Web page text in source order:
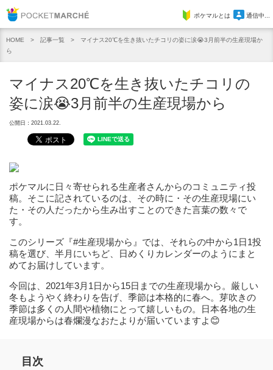
Pocket Marcheポケマルとは 通信中...
HOME 記事一覧
マイナス20℃を生き抜いたチコリの姿に涙😭3月前半の生産現場か
ら
マイナス20℃を生き抜いたチコリの
姿に涙😭3月前半の生産現場から
公開日：2021.03.22.
ポケマルに日々寄せられる生産者さんからのコミュニティ投
稿。そこに記されているのは、その時に・その生産現場にい
た・その人だったから生み出すことのできた言葉の数々で
す。
このシリーズ『#生産現場から』では、それらの中から1日1投
稿を選び、半月にいちど、日めくりカレンダーのようにまと
めてお届けしています。
今回は、2021年3月1日から15日までの生産現場から。厳しい
冬もようやく終わりを告げ、季節は本格的に春へ。芽吹きの
季節は多くの人間や植物にとって嬉しいもの。日本各地の生
産現場からは春爛漫なおたよりが届いていますよ😊
目次